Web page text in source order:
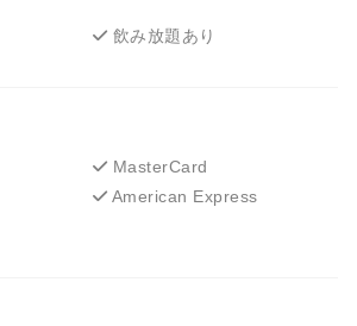
飲み放題あり
MasterCard
American Express